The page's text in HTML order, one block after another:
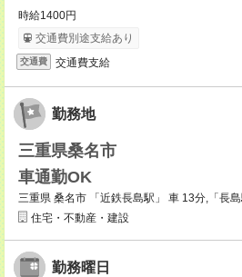
時給1400円
交通費別途支給あり
交通費 交通費支給
勤務地
三重県桑名市
車通勤OK
三重県 桑名市 「近鉄長島駅」 車 13分,「長
住宅・不動産・建設
勤務曜日